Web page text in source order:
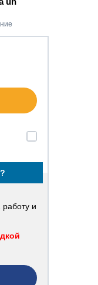
работу и